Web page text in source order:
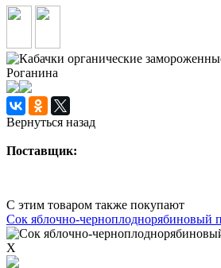
Вернуться назад
Поставщик:
С этим товаром также покупают
Сок яблочно-черноплоднорябиновый
X